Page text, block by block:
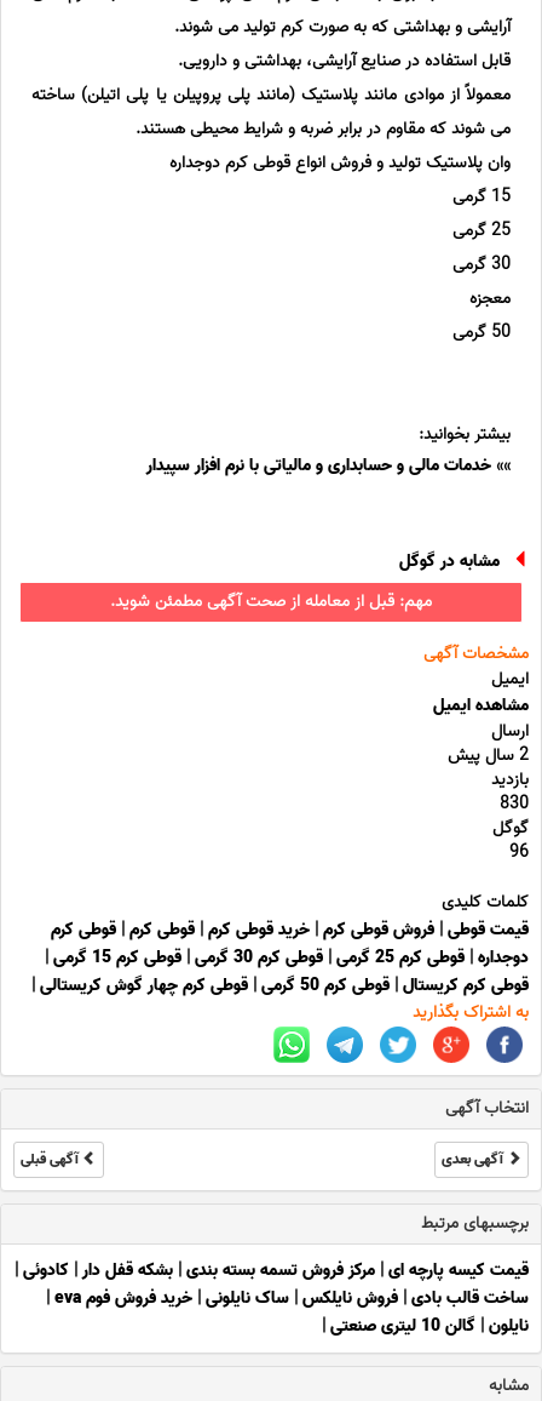
آرایشی و بهداشتی که به صورت کرم تولید می شوند.
قابل استفاده در صنایع آرایشی، بهداشتی و دارویی.
معمولاً از موادی مانند پلاستیک (مانند پلی پروپیلن یا پلی اتیلن) ساخته
می شوند که مقاوم در برابر ضربه و شرایط محیطی هستند.
وان پلاستیک تولید و فروش انواع قوطی کرم دوجداره
15 گرمی
25 گرمی
30 گرمی
معجزه
50 گرمی
بیشتر بخوانید:
»»خدمات مالی و حسابداری و مالیاتی با نرم افزار سپیدار
مشابه در گوگل
مهم: قبل از معامله از صحت آگهی مطمئن شوید.
مشخصات آگهی
ایمیل
مشاهده ایمیل
ارسال
2 سال پیش
بازدید
830
گوگل
96
کلمات کلیدی
قیمت قوطی| فروش قوطی کرم| خرید قوطی کرم| قوطی کرم| قوطی کرم
دوجداره| قوطی کرم 25 گرمی | قوطی کرم 30 گرمی | قوطی کرم 15 گرمی
|
قوطی کرم کریستال| قوطی کرم 50 گرمی | قوطی کرم چهار گوش کریستالی|
به اشتراک بگذارید
انتخاب آگهی
آگهی بعدی آگهی قبلی
برچسبهای مرتبط
قیمت کیسه پارچه ای| مرکز فروش تسمه بسته بندی| بشکه قفل دار| کادوئی|
ساخت قالب بادی| فروش نایلکس| ساک نایلونی| خرید فروش فوم eva
|
نایلون| گالن 10 لیتری صنعتی |
مشابه